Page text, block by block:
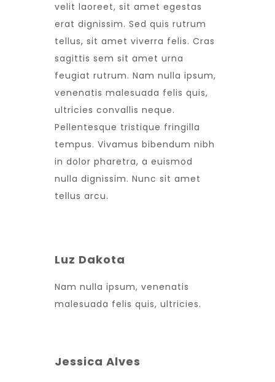
velit laoreet, sit amet egestas
erat dignissim. Sed quis rutrum
tellus, sit amet viverra felis. Cras
sagittis sem sit amet urna
feugiat rutrum. Nam nulla ipsum,
venenatis malesuada felis quis,
ultricies convallis neque.
Pellentesque tristique fringilla
tempus. Vivamus bibendum nibh
in dolor pharetra, a euismod
nulla dignissim. Nunc sit amet
tellus arcu.
Luz Dakota
Nam nulla ipsum, venenatis
malesuada felis quis, ultricies.
Jessica Alves